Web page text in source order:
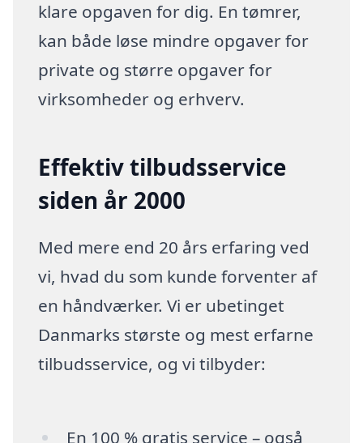
klare opgaven for dig. En tømrer,
kan både løse mindre opgaver for
private og større opgaver for
virksomheder og erhverv.
Effektiv tilbudsservice
siden år 2000
Med mere end 20 års erfaring ved
vi, hvad du som kunde forventer af
en håndværker. Vi er ubetinget
Danmarks største og mest erfarne
tilbudsservice, og vi tilbyder:
En 100 % gratis service – også